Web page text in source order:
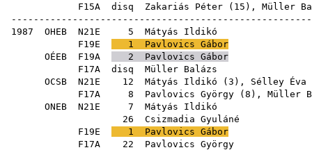
F15A disq Zakariás Péter ( 15 ), Müller
1987 OHEB N21E 5
Mátyás Ildikó
F19E
1
Pavlovics Gábor
OÉEB F19A 2
Pavlovics Gábor
F17A disq
Müller Balázs
OCSB N21E 12 Mátyás Ildikó ( 3 ), Sélley Éva
F17A 8 Pavlovics György ( 8 ), Müller
ONEB N21E 7
Mátyás Ildikó
26
Csizmadia Gyuláné
F19E
1
Pavlovics Gábor
F17A 22 Pavlovics György